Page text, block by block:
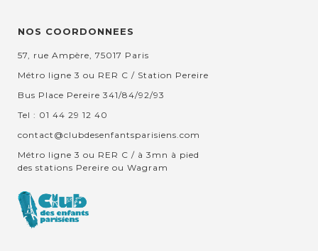
NOS COORDONNEES
57, rue Ampère, 75017 Paris
Métro ligne 3 ou RER C / Station Pereire
Bus Place Pereire 341/84/92/93
Tel : 01 44 29 12 40
contact@clubdesenfantsparisiens.com
Métro ligne 3 ou RER C / à 3mn à pied
des stations Pereire ou Wagram